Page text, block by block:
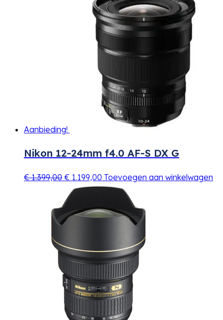
Aanbieding!
Nikon 12-24mm f4.0 AF-S DX G
€1.399,00 € 1.199,00 Toevoegen aan winkelwagen